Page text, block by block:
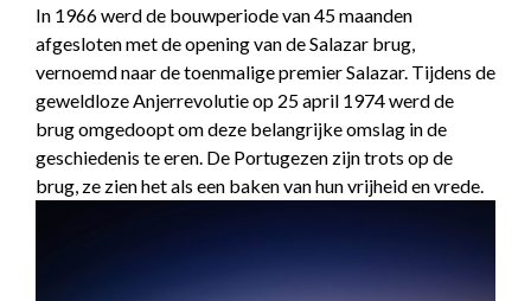
In 1966 werd de bouwperiode van 45 maanden
afgesloten met de opening van de Salazar brug,
vernoemd naar de toenmalige premier Salazar. Tijdens de
geweldloze Anjerrevolutie op 25 april 1974 werd de
brug omgedoopt om deze belangrijke omslag in de
geschiedenis te eren. De Portugezen zijn trots op de
brug, ze zien het als een baken van hun vrijheid en vrede.